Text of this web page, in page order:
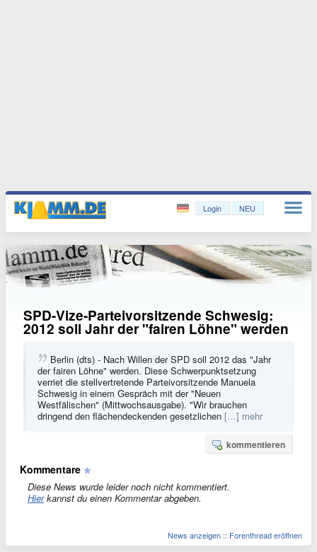
Login NEU
SPD-Vize-Parteivorsitzende Schwesig:
2012 soll Jahr der "fairen Löhne" werden
Berlin (dts) - Nach Willen der SPD soll 2012 das "Jahr
der fairen Löhne" werden. Diese Schwerpunktsetzung
verriet die stellvertretende Parteivorsitzende Manuela
Schwesig in einem Gespräch mit der "Neuen
Westfälischen" (Mittwochsausgabe). "Wir brauchen
dringend den flächendeckenden gesetzlichen […] mehr
kommentieren
Kommentare
Diese News wurde leider noch nicht kommentiert.
Hierkannst du einen Kommentar abgeben.
News anzeigen :: Forenthread eröffnen